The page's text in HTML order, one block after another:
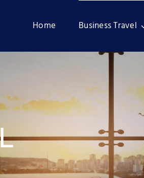
Home Business Travel